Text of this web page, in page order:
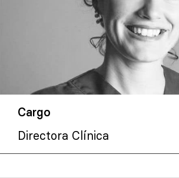
Cargo
Directora Clínica